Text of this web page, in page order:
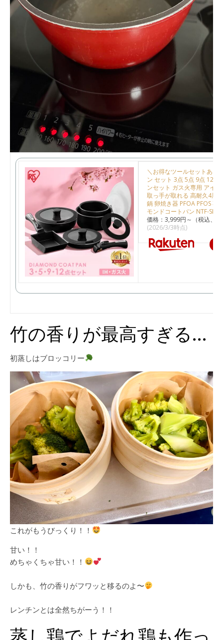
＼お得なツールセットあり
ン セット 3点 5点 9点 12点
ンセット ガス火専用 アイ
取っ手が取れる 高耐久4層
鍋 卵焼き器 PFOA PFOS 不
モンドコートパン NTF-SEI
価格：3,999円～（税込、
(2026/3/3時点)
竹の香りが最高すぎる…
初蒸しはブロッコリー
これがもうびっくり！！
甘い！！
めちゃくちゃ甘い！！
しかも、竹の香りがフワッと移るのよ〜
レンチンとは全然ちがーう！！
蒸し鶏でよだれ鶏も作っ